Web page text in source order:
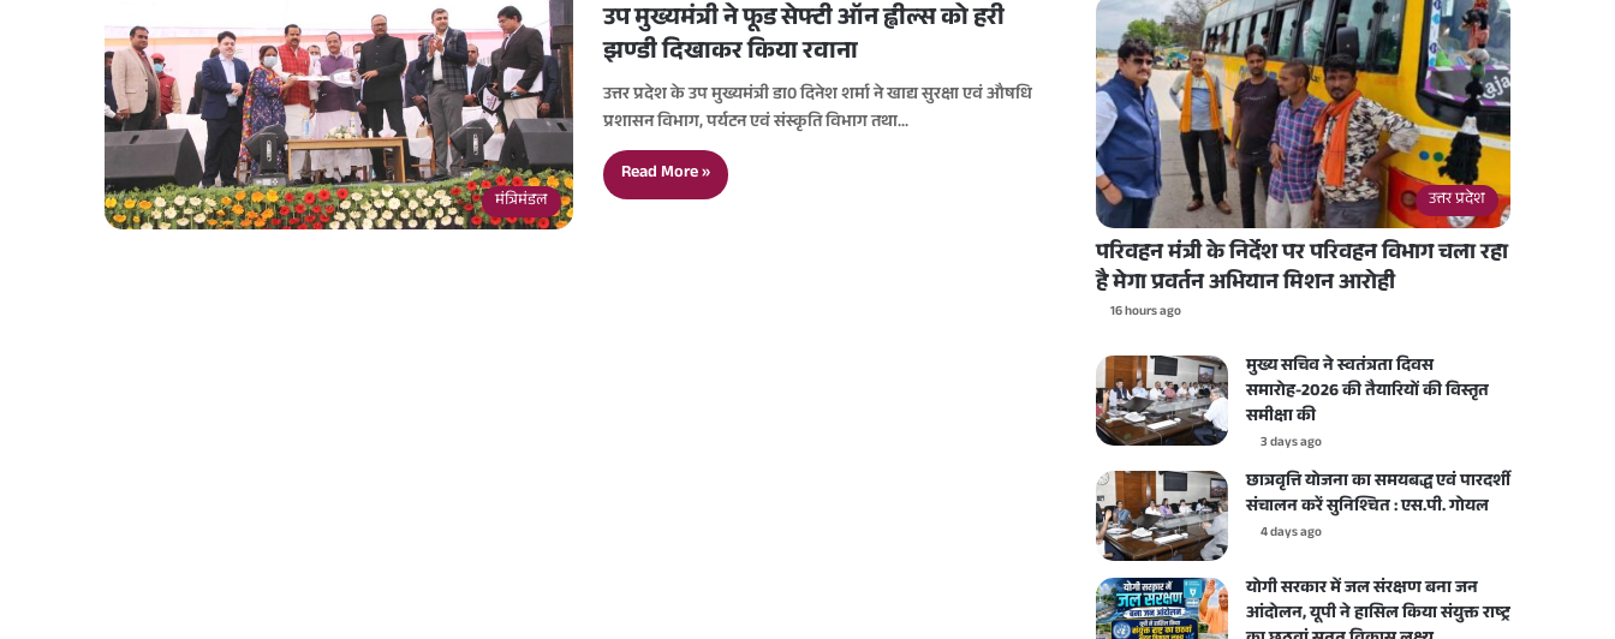
मंत्रिमंडल
उप मुख्यमंत्री ने फूड सेफ्टी ऑन ह्वील्स को हरी
झण्डी दिखाकर किया रवाना
उत्तर प्रदेश के उप मुख्यमंत्री डा0 दिनेश शर्मा ने खाद्य सुरक्षा एवं औषधि
प्रशासन विभाग, पर्यटन एवं संस्कृति विभाग तथा…
Read More »
उत्तर प्रदेश
परिवहन मंत्री के निर्देश पर परिवहन विभाग चला रहा
है मेगा प्रवर्तन अभियान मिशन आरोही
16 hours ago
मुख्य सचिव ने स्वतंत्रता दिवस
समारोह-2026 की तैयारियों की विस्तृत
समीक्षा की
3 days ago
छात्रवृत्ति योजना का समयबद्ध एवं पारदर्शी
संचालन करें सुनिश्चित : एस.पी. गोयल
4 days ago
योगी सरकार में जल संरक्षण बना जन
आंदोलन, यूपी ने हासिल किया संयुक्त राष्ट्र